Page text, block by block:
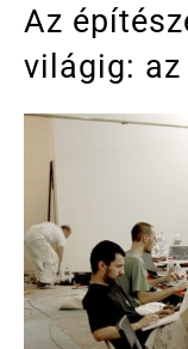
Az
világig: